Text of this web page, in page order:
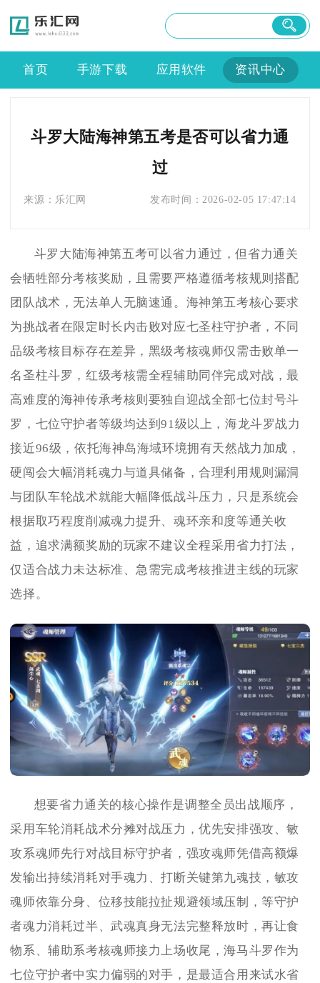
首页 手游下载 应用软件 资讯中心
斗罗大陆海神第五考是否可以省力通
过
来源： 乐汇网 发布时间： 2026-02-05 17:47:14
斗罗大陆海神第五考可以省力通过，但省力通关
会牺牲部分考核奖励，且需要严格遵循考核规则搭配
团队战术，无法单人无脑速通。海神第五考核心要求
为挑战者在限定时长内击败对应七圣柱守护者，不同
品级考核目标存在差异，黑级考核魂师仅需击败单一
名圣柱斗罗，红级考核需全程辅助同伴完成对战，最
高难度的海神传承考核则要独自迎战全部七位封号斗
罗，七位守护者等级均达到91级以上，海龙斗罗战力
接近96级，依托海神岛海域环境拥有天然战力加成，
硬闯会大幅消耗魂力与道具储备，合理利用规则漏洞
与团队车轮战术就能大幅降低战斗压力，只是系统会
根据取巧程度削减魂力提升、魂环亲和度等通关收
益，追求满额奖励的玩家不建议全程采用省力打法，
仅适合战力未达标准、急需完成考核推进主线的玩家
选择。
想要省力通关的核心操作是调整全员出战顺序，
采用车轮消耗战术分摊对战压力，优先安排强攻、敏
攻系魂师先行对战目标守护者，强攻魂师凭借高额爆
发输出持续消耗对手魂力、打断关键第九魂技，敏攻
魂师依靠分身、位移技能拉扯规避领域压制，等守护
者魂力消耗过半、武魂真身无法完整释放时，再让食
物系、辅助系考核魂师接力上场收尾，海马斗罗作为
七位守护者中实力偏弱的对手，是最适合用来试水省